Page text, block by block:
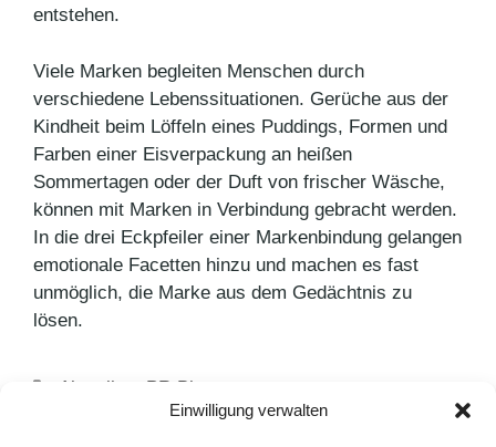
Einwilligung verwalten
entstehen.
Viele Marken begleiten Menschen durch
verschiedene Lebenssituationen. Gerüche aus der
Kindheit beim Löffeln eines Puddings, Formen und
Farben einer Eisverpackung an heißen
Sommertagen oder der Duft von frischer Wäsche,
können mit Marken in Verbindung gebracht werden.
In die drei Eckpfeiler einer Markenbindung gelangen
emotionale Facetten hinzu und machen es fast
unmöglich, die Marke aus dem Gedächtnis zu
lösen.
Kategorien
Aktuelles
PR Blog
,Markenkommunikation